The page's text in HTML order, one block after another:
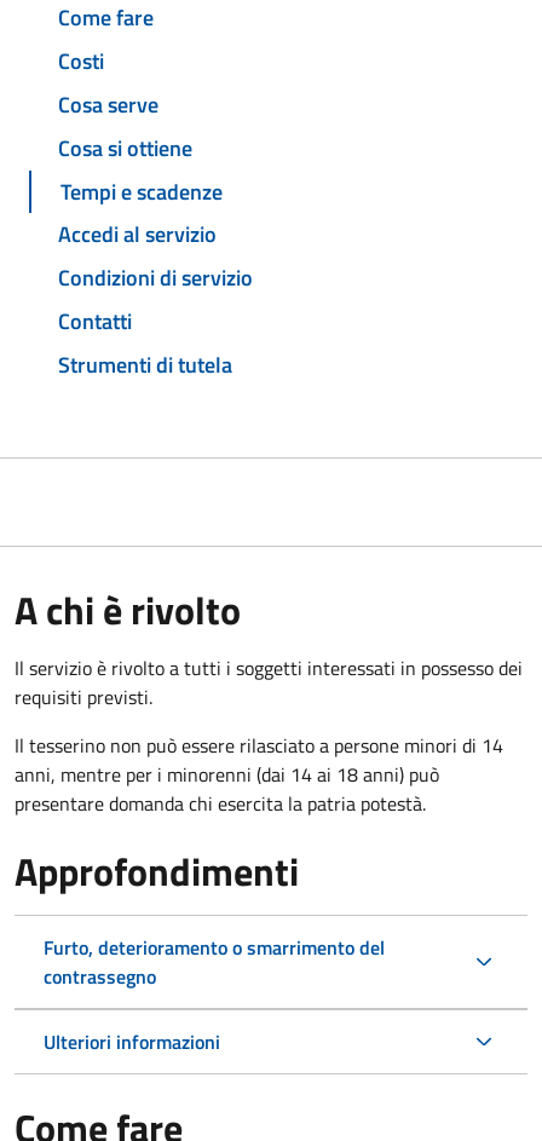
Come fare
Costi
Cosa serve
Cosa si ottiene
Tempi e scadenze
Accedi al servizio
Condizioni di servizio
Contatti
Strumenti di tutela
A chi è rivolto
Il servizio è rivolto a tutti i soggetti interessati in possesso dei
requisiti previsti.
Il tesserino non può essere rilasciato a persone minori di 14
anni, mentre per i minorenni (dai 14 ai 18 anni) può
presentare domanda chi esercita la patria potestà.
Approfondimenti
Furto, deterioramento o smarrimento del
contrassegno
Ulteriori informazioni
Come fare